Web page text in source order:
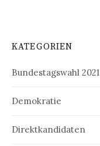
KATEGORIEN
Bundestagswahl 2021
Demokratie
Direktkandidaten